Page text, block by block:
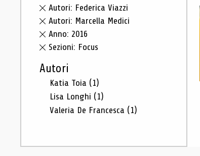
Autori: Federica Viazzi
Autori: Marcella Medici
Anno: 2016
Sezioni: Focus
Autori
Katia Toia (1)
Lisa Longhi (1)
Valeria De Francesca (1)